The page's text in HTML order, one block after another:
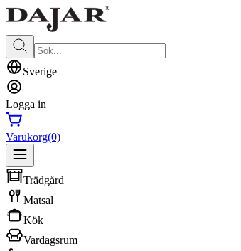
Sverige
Logga in
Varukorg(0)
Trädgård
Matsal
Kök
Vardagsrum